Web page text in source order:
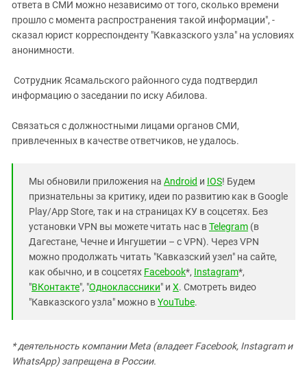
ответа в СМИ можно независимо от того, сколько времени
прошло с момента распространения такой информации", -
сказал юрист корреспонденту "Кавказского узла" на условиях
анонимности.
Сотрудник Ясамальского районного суда подтвердил
информацию о заседании по иску Абилова.
Связаться с должностными лицами органов СМИ,
привлеченных в качестве ответчиков, не удалось.
Мы обновили приложения на Android и IOS! Будем
признательны за критику, идеи по развитию как в Google
Play/App Store, так и на страницах КУ в соцсетях. Без
установки VPN вы можете читать нас вTelegram (в
Дагестане, Чечне и Ингушетии – с VPN). Через VPN
можно продолжать читать "Кавказский узел" на сайте,
как обычно, и в соцсетях Facebook*, Instagram*,
"ВКонтакте", "Одноклассники" и X. Смотреть видео
"Кавказского узла" можно вYouTube.
* деятельность компании Meta (владеет Facebook, Instagram и
WhatsApp) запрещена в России.